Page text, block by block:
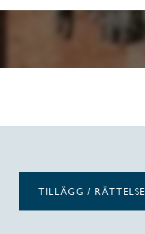
TILLÄGG / RÄTTELSE